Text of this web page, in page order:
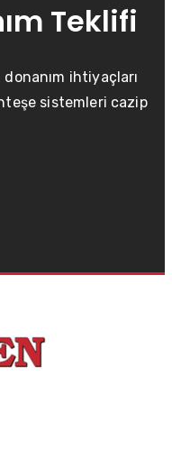
Teklifi
ihtiyaçları
sistemleri cazip